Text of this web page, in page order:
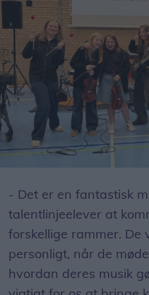
- Det er en fantastisk
talentlinjeelever at
forskellige rammer. De
personligt, når de
hvordan deres musik